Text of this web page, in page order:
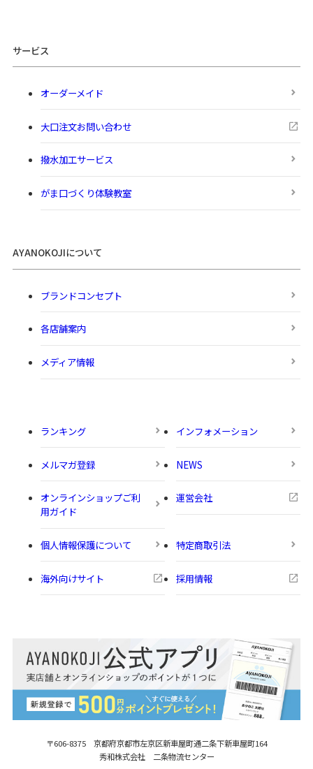
〒606-8375 京都府京都市左京区新車屋町通二条下新車屋町164
秀和株式会社 二条物流センター
サービス
オーダーメイド
大口注文お問い合わせ
撥水加工サービス
がま口づくり体験教室
AYANOKOJIについて
ブランドコンセプト
各店舗案内
メディア情報
ランキング インフォメーション
メルマガ登録 NEWS
オンラインショップご利
用ガイド
運営会社
個人情報保護について 特定商取引法
海外向けサイト 採用情報